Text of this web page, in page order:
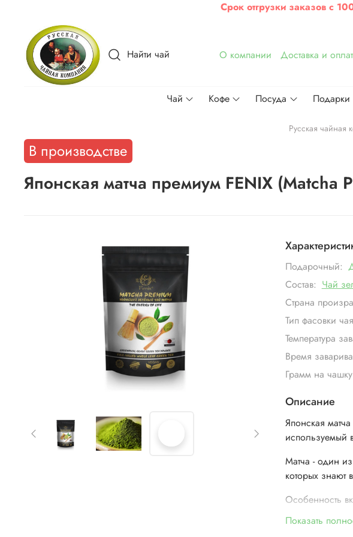
Срок отгрузки заказов с
Найти чай О компании Доставка и
Чай Кофе Посуда Подарки
Русская чайная
В производстве
Японская матча премиум FENIX (Matcha
Подарочный:
Состав: Чай
Страна
Тип фасовки
Температура
Время
Грамм на
Описание
Японская
используемый
Матча - один
которых знают
Особенность
от
Показать